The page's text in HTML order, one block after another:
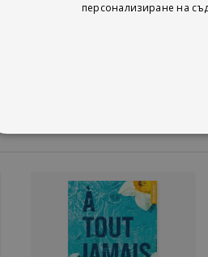
персонализиране на